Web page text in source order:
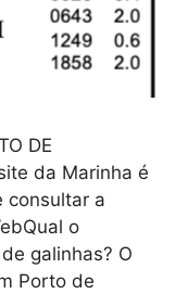
DE
da Marinha é
consultar a
o
galinhas? O
Porto de